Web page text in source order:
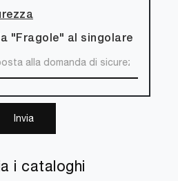
i cataloghi
"Fragole" al singolare
Invia